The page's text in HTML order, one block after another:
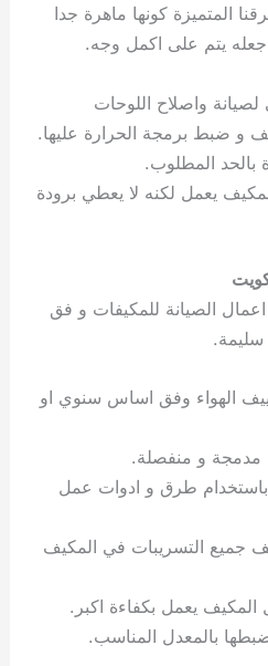
المتميزة كونها ماهرة جدا
يتم على اكمل وجه.
واصلاح اللوحات
و ضبط برمجة الحرارة عليها.
المطلوب.
يعمل لكنه لا يعطي برودة
الصيانة للمكيفات و فق
الهواء وفق اساس سنوي او
مدمجة و منفصلة.
باستخدام طرق و ادوات عمل
جميع التسريبات في المكيف
يعمل بكفاءة اكبر.
بالمعدل المناسب.